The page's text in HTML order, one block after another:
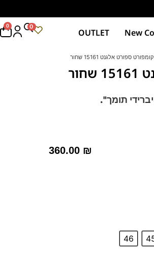
New
OUTLET
0 0
ספורט אלגנט 15161 שחור
תומך".
360.00 ₪
46